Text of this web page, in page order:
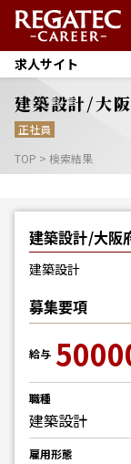
求人サイト
建築設計/大
正社員
TOP > 検索結果
建築設計/大阪
建築設計
募集要項
給与
職種
建築設計
雇用形態